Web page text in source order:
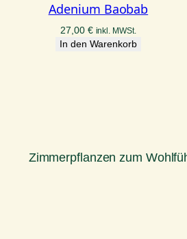
Adenium Baobab
27,00 € inkl. MWSt.
In den Warenkorb
Zimmerpflanzen zum